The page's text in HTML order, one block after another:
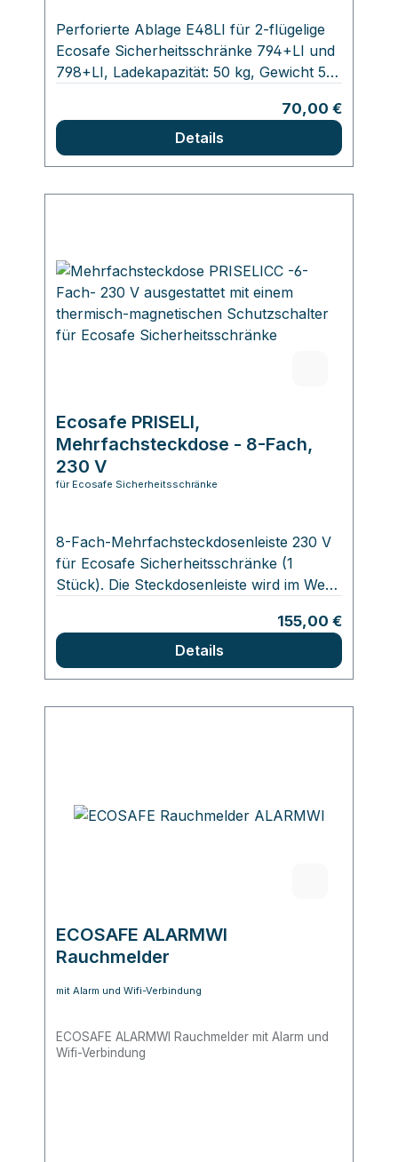
Perforierte Ablage E48LI für 2-flügelige
Ecosafe Sicherheitsschränke 794+LI und
798+LI, Ladekapazität: 50 kg, Gewicht 5
Regulärer Preis:
70,00 €
Details
Ecosafe PRISELI,
Mehrfachsteckdose - 8-Fach,
230 V
für Ecosafe Sicherheitsschränke
8-Fach-Mehrfachsteckdosenleiste 230 V
für Ecosafe Sicherheitsschränke (1
Stück). Die Steckdosenleiste wird im Werk
Postionen im Schrank gewünscht sein,
bitten wir Sie, Rücksprache mit uns zu
halten.
Regulärer Preis:
155,00 €
Details
ECOSAFE ALARMWI
Rauchmelder
mit Alarm und Wifi-Verbindung
ECOSAFE ALARMWI Rauchmelder mit Alarm und
Wifi-Verbindung